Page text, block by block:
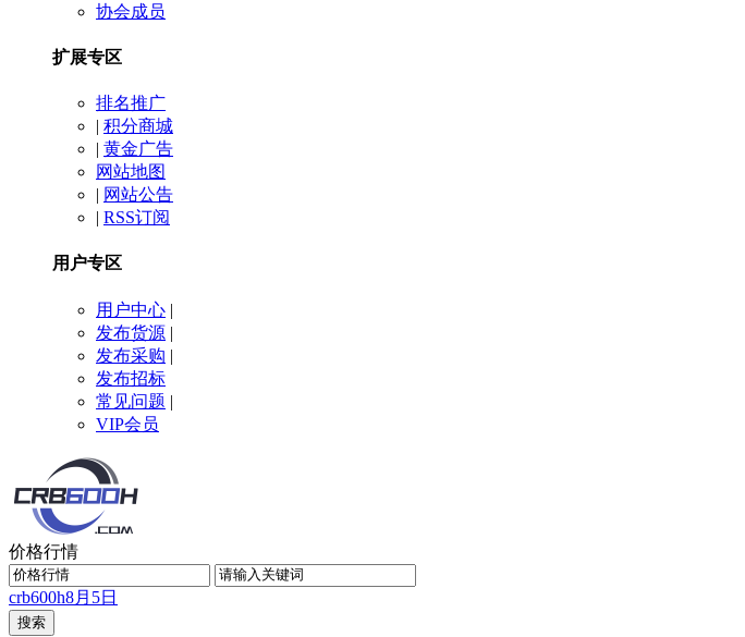
协会成员
扩展专区
排名推广
| 积分商城
| 黄金广告
网站地图
| 网站公告
| RSS订阅
用户专区
用户中心 |
发布货源 |
发布采购 |
发布招标
常见问题 |
VIP会员
价格行情
crb600h8月5日